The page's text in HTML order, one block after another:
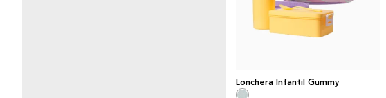
Lonchera Infantil Gummy